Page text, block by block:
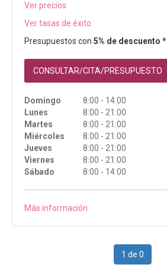
Ver precios
Ver tasas de éxito
Presupuestos con 5% de descuento *
CONSULTAR/CITA/PRESUPUESTO
Domingo
8:00 - 14:00
Lunes
8:00 - 21:00
Martes
8:00 - 21:00
Miércoles
8:00 - 21:00
Jueves
8:00 - 21:00
Viernes
8:00 - 21:00
Sábado
8:00 - 14:00
Más información
1 de 0